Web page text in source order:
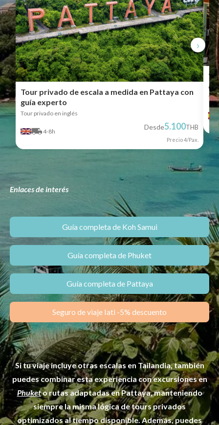
Tour privado de escala a medida en Pattaya con
guía experto
Tour privado en inglés
4-8h
Desde5.100THB
Precio 4/Pax.
›
Enlaces de interés
Guía completa de Koh Samui
Guía completa de Phuket
Guía completa de Pattaya
Seguro de viaje Iati -5% descuento
Si tu viaje incluye otras escalas en Tailandia, también
puedes combinar esta experiencia con excursiones en
Phuketo rutas adaptadas en Pattaya, manteniendo
siempre la misma lógica de tours privados
optimizados al tiempo disponible. Además, puedes